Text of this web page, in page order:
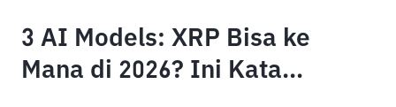
3 AI Models: XRP Bisa ke
Mana di 2026? Ini Kata